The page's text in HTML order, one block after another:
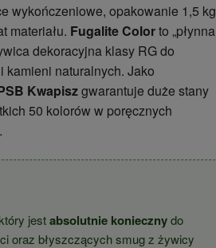
wykończeniowe, opakowanie 1,5 kg
materiału. Fugalite Colorto „płynna
dekoracyjna klasy RG do
kamieni naturalnych. Jako
Kwapiszgwarantuje duże stany
50 kolorów w poręcznych
jestabsolutnie koniecznydo
oraz błyszczących smug z żywicy